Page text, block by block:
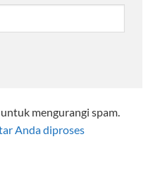
mengurangi spam.
Anda diproses